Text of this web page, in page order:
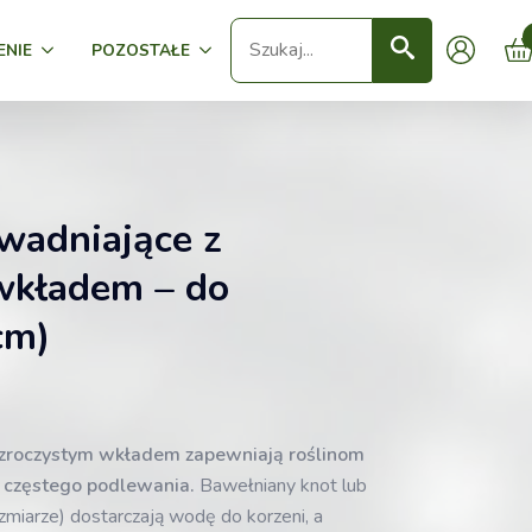
POZOSTAŁE
Seearch
z
– do
wkładem zapewniają roślinom
podlewania. Bawełniany knot lub
dostarczają wodę do korzeni, a